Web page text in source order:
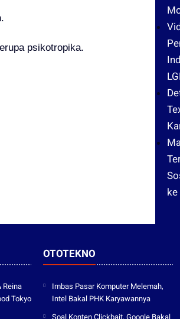
psikotropika.
ke
Reina
Tokyo
OTOTEKNO
Imbas Pasar Komputer Melemah,
Intel Bakal PHK Karyawannya
Soal Konten Clickbait, Google Bakal